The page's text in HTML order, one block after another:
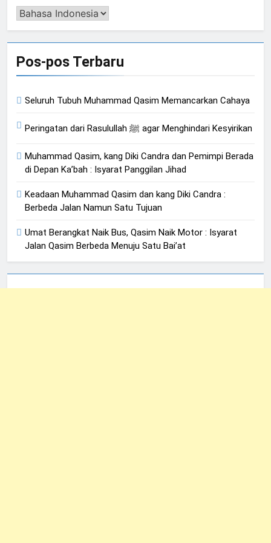
Pengalih
Pos-pos Terbaru
Seluruh Tubuh Muhammad Qasim Memancarkan Cahaya
Peringatan dari Rasulullah ﷺ agar Menghindari Kesyirikan
Muhammad Qasim, kang Diki Candra dan Pemimpi Berada
di Depan Ka’bah : Isyarat Panggilan Jihad
Keadaan Muhammad Qasim dan kang Diki Candra :
Berbeda Jalan Namun Satu Tujuan
Umat Berangkat Naik Bus, Qasim Naik Motor : Isyarat
Jalan Qasim Berbeda Menuju Satu Bai’at